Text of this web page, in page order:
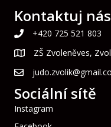
Kontaktuj nás
+420 725 521 803
ZŠ Zvoleněves,
Sociální sítě
Instagram